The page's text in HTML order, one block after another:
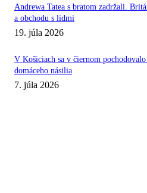
Andrewa Tatea s bratom zadržali.
a obchodu s lidmi
19. júla 2026
V Košiciach sa v čiernom
domáceho násilia
7. júla 2026